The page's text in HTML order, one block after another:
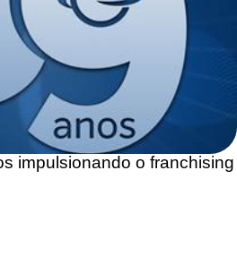
impulsionando o franchising